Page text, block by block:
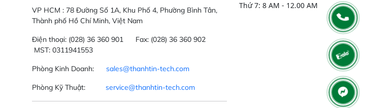
VP HCM : 78 Đường Số 1A, Khu Phố 4, Phường Bình Tân,
Thành phố Hồ Chí Minh, Việt Nam
Điện thoại: (028) 36 360 901 Fax: (028) 36 360 902
MST: 0311941553
Phòng Kinh Doanh: sales@thanhtin-tech.com
Phòng Kỹ Thuật: service@thanhtin-tech.com
Thứ 7: 8 AM - 12.00 AM